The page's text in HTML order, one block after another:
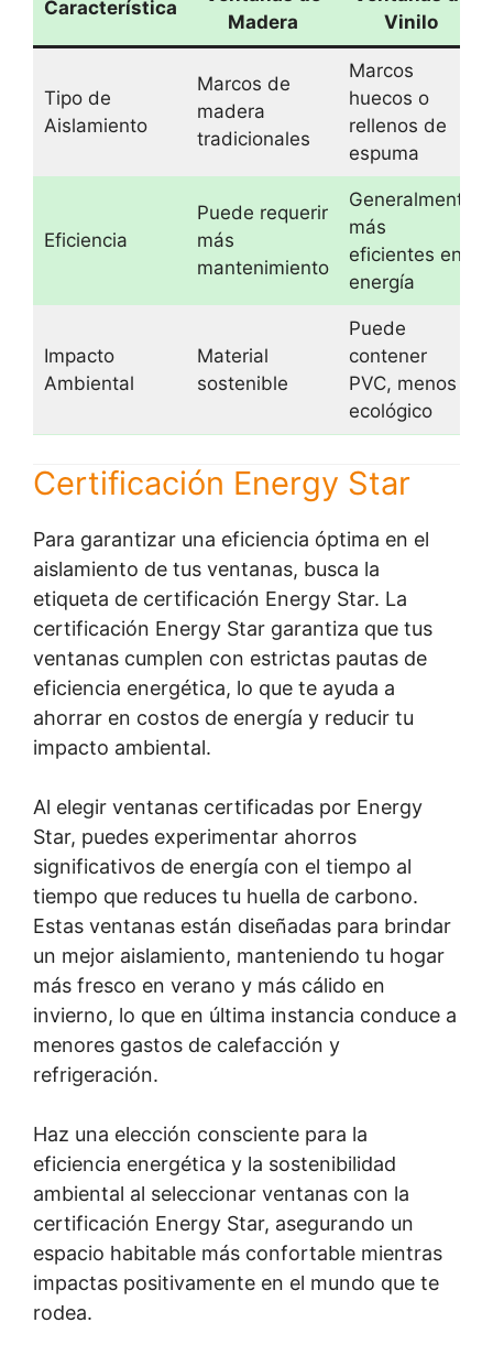
Característica
Madera
Vinilo
Tipo de
Aislamiento
Marcos de
madera
tradicionales
Marcos
huecos o
rellenos de
espuma
Eficiencia
Puede requerir
más
mantenimiento
Generalmente
más
eficientes en
energía
Impacto
Ambiental
Material
sostenible
Puede
contener
PVC, menos
ecológico
Certificación Energy Star
Para garantizar una eficiencia óptima en el
aislamiento de tus ventanas, busca la
etiqueta de certificación Energy Star. La
certificación Energy Star garantiza que tus
ventanas cumplen con estrictas pautas de
eficiencia energética, lo que te ayuda a
ahorrar en costos de energía y reducir tu
impacto ambiental.
Al elegir ventanas certificadas por Energy
Star, puedes experimentar ahorros
significativos de energía con el tiempo al
tiempo que reduces tu huella de carbono.
Estas ventanas están diseñadas para brindar
un mejor aislamiento, manteniendo tu hogar
más fresco en verano y más cálido en
invierno, lo que en última instancia conduce a
menores gastos de calefacción y
refrigeración.
Haz una elección consciente para la
eficiencia energética y la sostenibilidad
ambiental al seleccionar ventanas con la
certificación Energy Star, asegurando un
espacio habitable más confortable mientras
impactas positivamente en el mundo que te
rodea.